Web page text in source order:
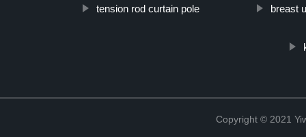
tension rod curtain pole breast
Copyright © 2021